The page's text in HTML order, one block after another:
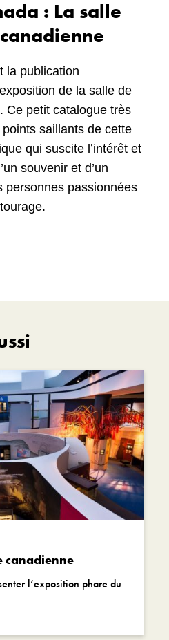
: La salle
la publication
de la salle de
Ce petit catalogue très
saillants de cette
qui suscite l’intérêt et
souvenir et d’un
personnes passionnées
canadienne
l’exposition phare du